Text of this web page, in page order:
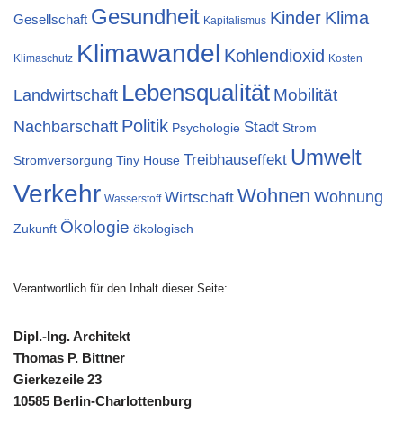
Gesellschaft Gesundheit Kapitalismus Kinder Klima
Klimaschutz Klimawandel Kohlendioxid Kosten
Landwirtschaft Lebensqualität Mobilität
Nachbarschaft Politik Psychologie Stadt Strom
Stromversorgung Tiny House Treibhauseffekt Umwelt
Verkehr Wasserstoff Wirtschaft Wohnen Wohnung
Zukunft Ökologie ökologisch
Verantwortlich für den Inhalt dieser Seite:
Dipl.-Ing. Architekt
Thomas P. Bittner
Gierkezeile 23
10585 Berlin-Charlottenburg